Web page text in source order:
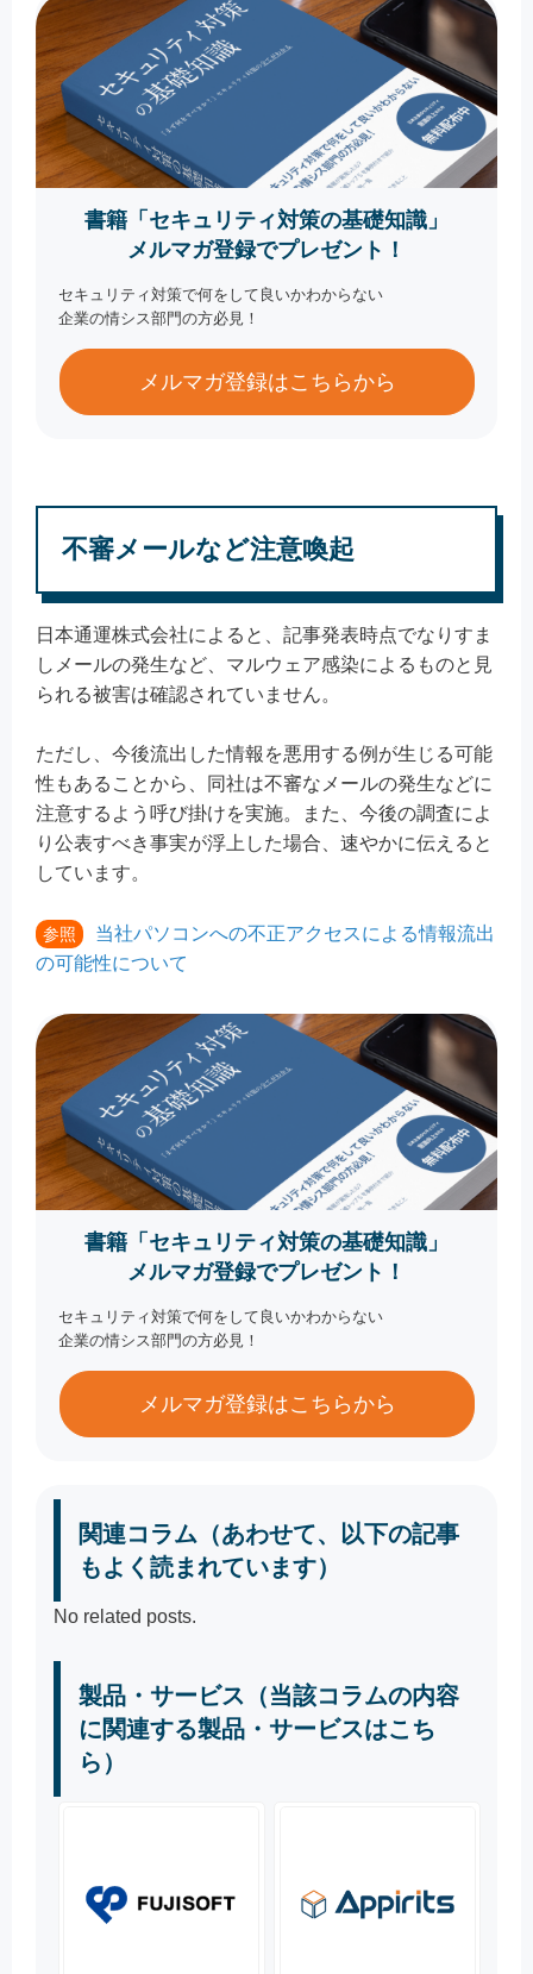
書籍「セキュリティ対策の基礎知識」
メルマガ登録でプレゼント！
セキュリティ対策で何をして良いかわからない
企業の情シス部門の方必見！
メルマガ登録はこちらから
不審メールなど注意喚起
日本通運株式会社によると、記事発表時点でなりすま
しメールの発生など、マルウェア感染によるものと見
られる被害は確認されていません。
ただし、今後流出した情報を悪用する例が生じる可能
性もあることから、同社は不審なメールの発生などに
注意するよう呼び掛けを実施。また、今後の調査によ
り公表すべき事実が浮上した場合、速やかに伝えると
しています。
参照
当社パソコンへの不正アクセスによる情報流出
の可能性について
書籍「セキュリティ対策の基礎知識」
メルマガ登録でプレゼント！
セキュリティ対策で何をして良いかわからない
企業の情シス部門の方必見！
メルマガ登録はこちらから
関連コラム（あわせて、以下の記事
もよく読まれています）
No related posts.
製品・サービス（当該コラムの内容
に関連する製品・サービスはこち
ら）